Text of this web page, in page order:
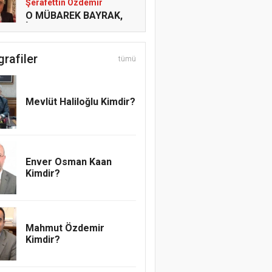
Şerafettin Özdemir
O MÜBAREK BAYRAK,
Mesut Cihat
tümü
Mevlüt Haliloğlu Kimdir?
Enver Osman Kaan
Kimdir?
Mahmut Özdemir
Kimdir?